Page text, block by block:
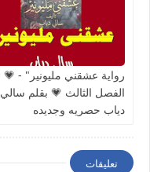
رواية عشقني مليونير" - 💗
الفصل الثالث 💗 بقلم سالي
دياب حصريه وجديده
تعليقات